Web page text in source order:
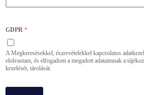
GDPR *
A Megkeresésekkel, észrevételekkel kapcsolatos
elolvastam, és elfogadom a megadott adataimnak a
kezelését, tárolását.